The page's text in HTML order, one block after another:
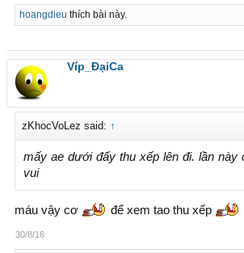
hoangdieu thích bài này.
Víp_ĐạiCa
zKhocVoLez said: ↑
mấy ae dưới đấy thu xếp lên đi. lần này
vui
máu vậy cơ để xem tao thu xếp
30/8/16